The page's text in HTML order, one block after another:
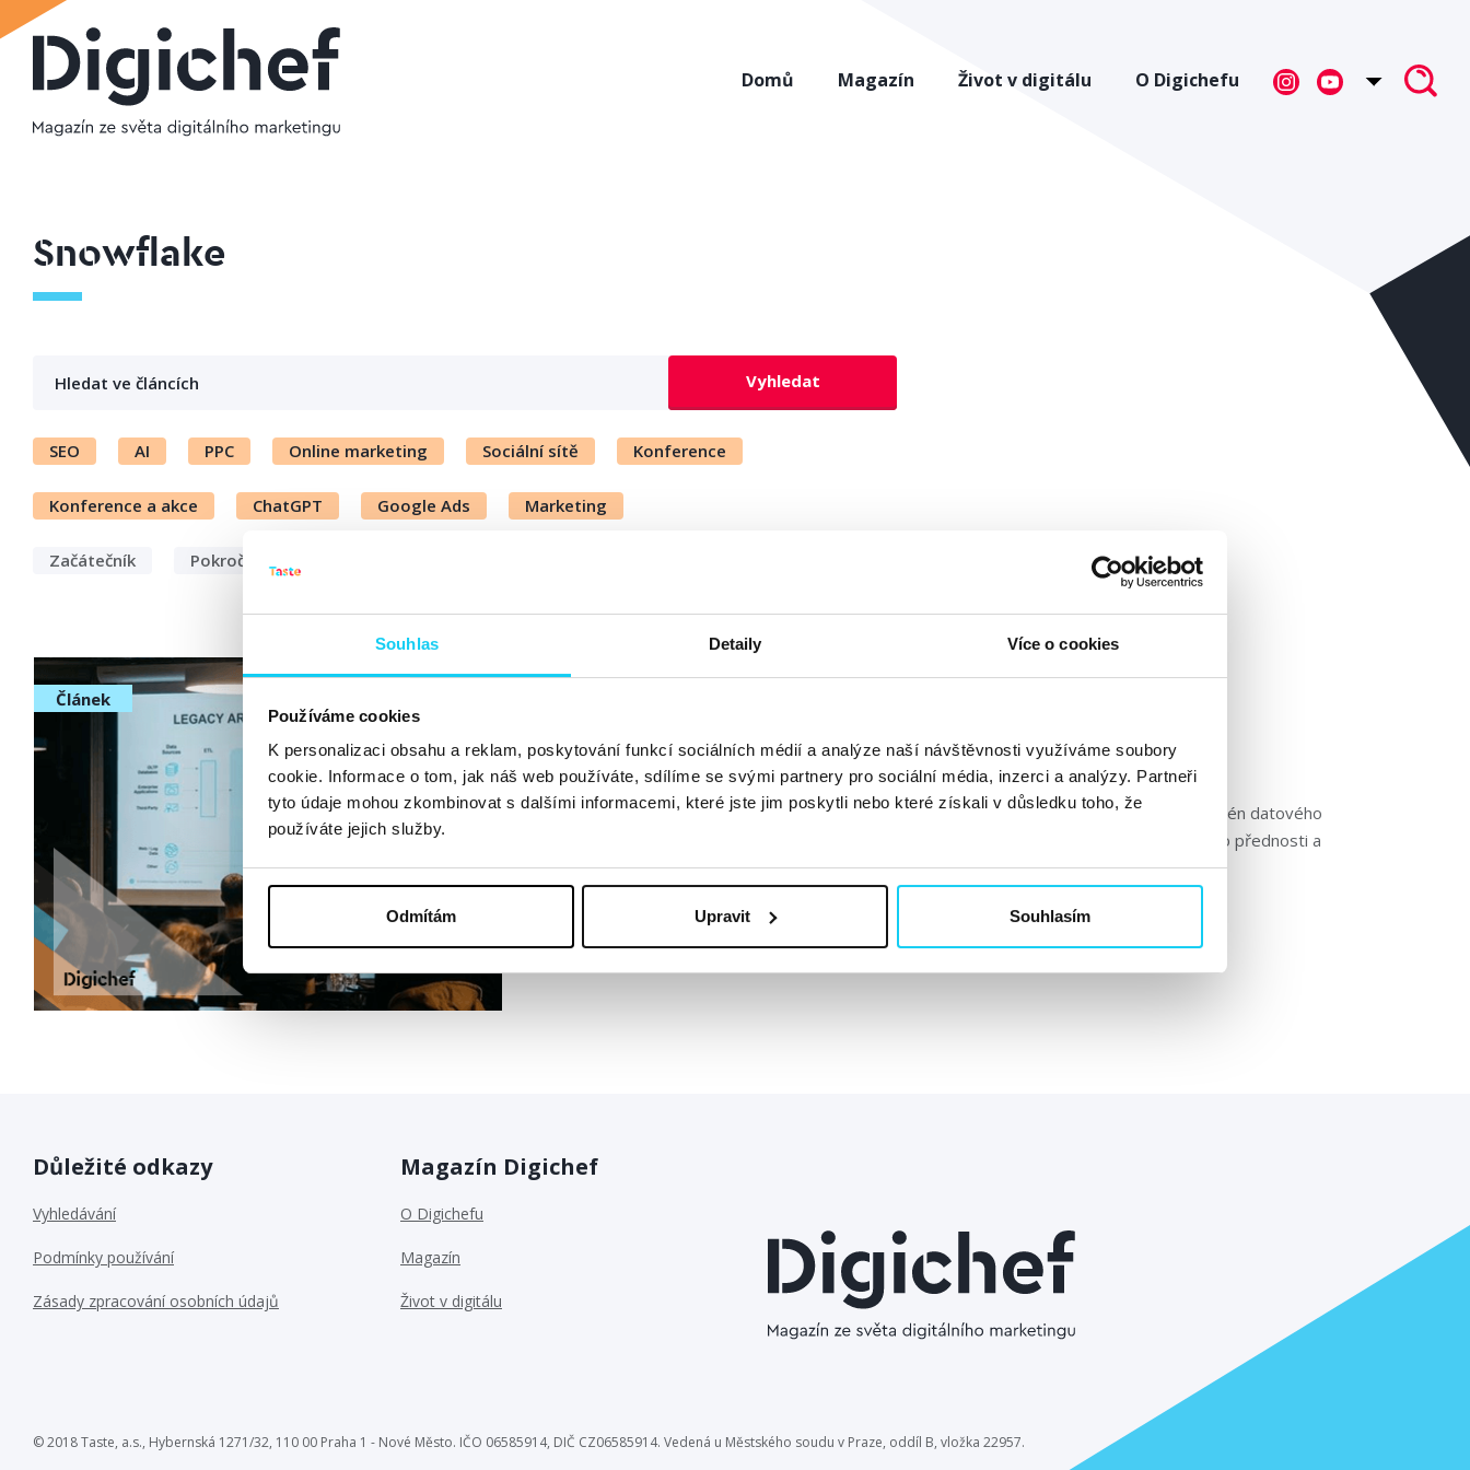
Souhlas Detaily Více o cookies
Používáme cookies
K personalizaci obsahu a reklam, poskytování funkcí sociálních médií a analýze naší návštěvnosti využíváme soubory
cookie. Informace o tom, jak náš web používáte, sdílíme se svými partnery pro sociální média, inzerci a analýzy. Partneři
tyto údaje mohou zkombinovat s dalšími informacemi, které jste jim poskytli nebo které získali v důsledku toho, že
používáte jejich služby.
Odmítám Upravit Souhlasím
Domů Magazín Život v digitálu O Digichefu
Snowflake
Vyhledat
SEO AI PPC Online marketing Sociální sítě Konference
Konference a akce ChatGPT Google Ads Marketing
Začátečník Pokročilý
Článek
Fenomén Snowflake. Proč byste ho měli
Přemysl Horáček Data 8. 11. 2019
Před týdnem proběhl první Data Punkers Meetup. Tématem nebylo nic jiného než fenomén datového
světa posledních několika málo let – Snowflake. Co to vlastně Snowflake je? Jaké jsou jeho přednosti a
slabiny? To se dočtete v textu níže. Snowflake v...Číst dále »
Důležité odkazy
Vyhledávání
Podmínky používání
Zásady zpracování osobních údajů
Magazín Digichef
O Digichefu
Magazín
Život v digitálu
© 2018 Taste, a.s., Hybernská 1271/32, 110 00 Praha 1 - Nové Město. IČO 06585914, DIČ CZ06585914. Vedená u Městského soudu v Praze, oddíl B, vložka 22957.